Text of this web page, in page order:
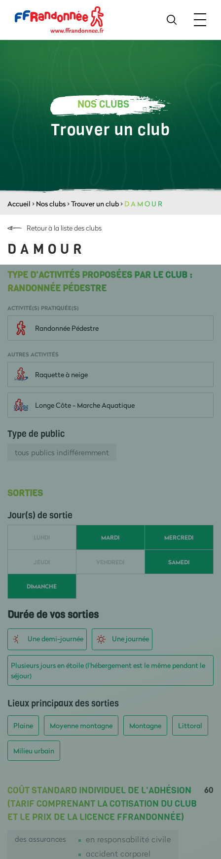
NOS CLUBS
Trouver un club
Accueil > Nos clubs>Trouver un club> D A M O U R
Retour à la liste des clubs
D A M O U R
TYPE D'ACTIVITÉS PROPOSÉES PAR LE CLUB :
RANDONNÉE PÉDESTRE
ACTIVITÉ(S) PRATIQUÉE(S)
Randonnée Pédestre
AUTRES ACTIVITÉS
Raquette à neige
Longe Côte - Marche Aquatique
Type de public
tous publics indifféremment
SORTIES
Jour(s) de sortie
LUNDI MARDI MERCREDI
JEUDI VENDREDI SAMEDI
DIMANCHE
Durée de vos sorties
Une demi-journée Une journée
Plusieurs jours en étoile (l'hébergement est le même pendant le
séjour)
Lieux principaux des sorties
Plaine Moyenne montagne Montagne Littoral
Milieu urbain
COÛT STANDARD INDIVIDUEL DE L'ADHÉSION
(TARIF COMPRENANT LA COTISATION DU CLUB
ET LE PRIX DE LA LICENCE FFRANDONNÉE)
60
des assurances
en responsabilité civile
accident corporel